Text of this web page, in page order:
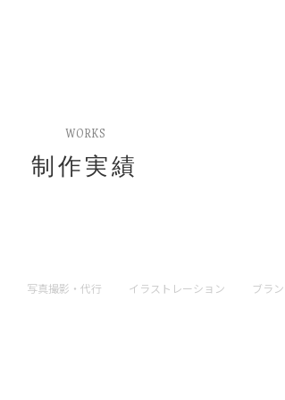
WORKS
制作実績
写真撮影・代行 イラストレーション ブラ